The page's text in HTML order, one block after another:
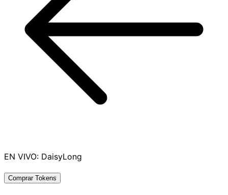
EN VIVO: DaisyLong
Comprar Tokens